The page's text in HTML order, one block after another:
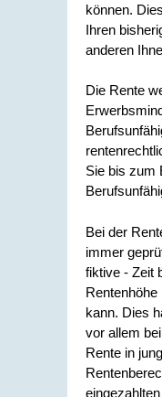
können.
Ihren
anderen
Die Rente
Sie bis zum
Bei der
immer
fiktive - Zeit
kann. Dies
vor allem
Rente in